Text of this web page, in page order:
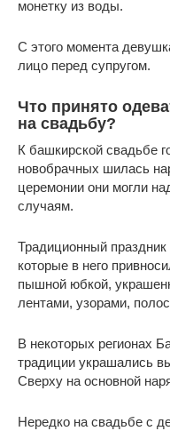
монетку из воды.
С этого момента
лицо перед супругом.
Что принято
на свадьбу?
К башкирской свадьбе
новобрачных шилась
церемонии они могли
случаям.
Традиционный
которые в него
пышной юбкой,
лентами, узорами,
В некоторых регионах
традиции украшались
Сверху на основной
Нередко на свадьбе с